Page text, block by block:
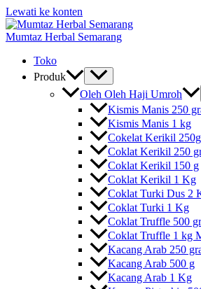
Lewati ke konten
Mumtaz Herbal Semarang
Toko
Produk
Oleh Oleh Haji Umroh
Kismis Manis 250
Kismis Manis 1 kg
Cokelat Kerikil
Coklat Kerikil 250
Coklat Kerikil 150 g
Coklat Kerikil 1 Kg
Coklat Turki Dus 2
Coklat Turki 1 Kg
Coklat Truffle 500
Coklat Truffle 1 kg
Kacang Arab 250
Kacang Arab 500 g
Kacang Arab 1 Kg